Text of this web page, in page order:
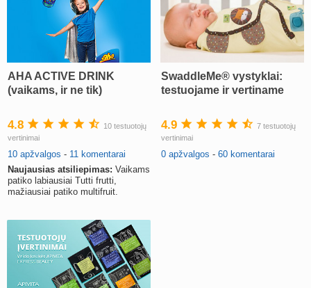
AHA ACTIVE DRINK
(vaikams, ir ne tik)
4.8
10 testuotojų
vertinimai
10 apžvalgos - 11 komentarai
Naujausias atsiliepimas: Vaikams
patiko labiausiai Tutti frutti,
mažiausiai patiko multifruit.
SwaddleMe® vystyklai:
testuojame ir vertiname
4.9
7 testuotojų
vertinimai
0 apžvalgos - 60 komentarai